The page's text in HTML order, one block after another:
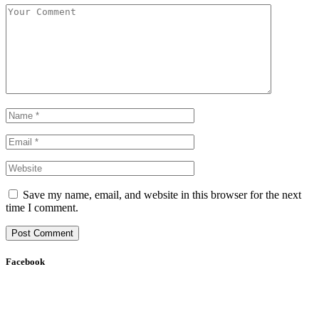
Save my name, email, and website in this browser for the next
time I comment.
Facebook